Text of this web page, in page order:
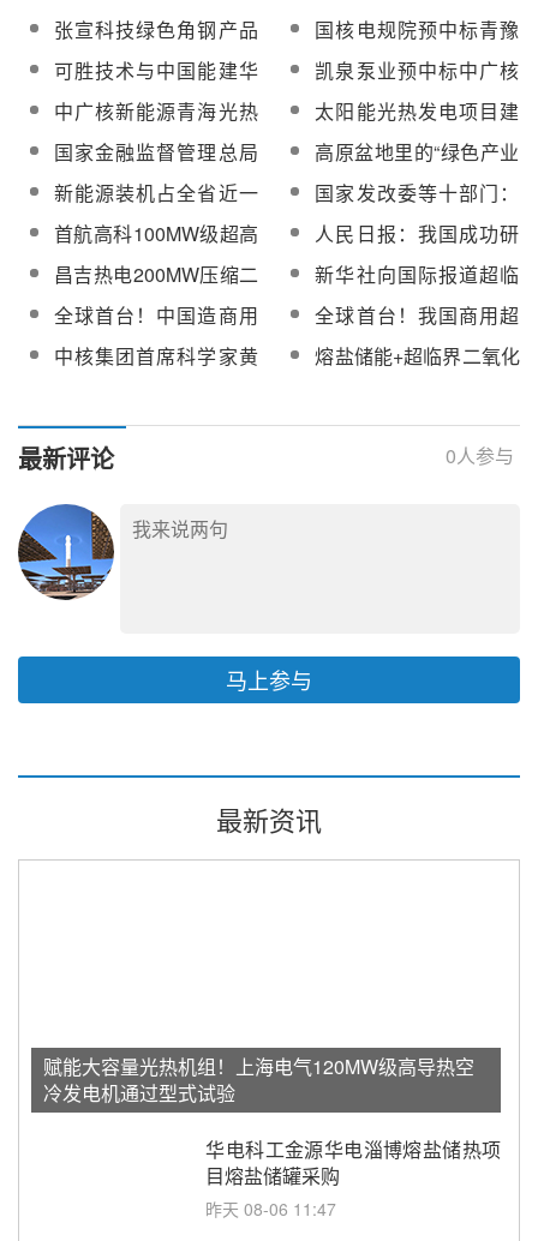
盐侧和汽水侧的安全阀
采购
党委委员、副总经理郭
新宇赴共和公司10万千
瓦光热项目调研
电体系，瓜州光热发电
站为什么还是启动了？
张宣科技绿色角钢产品
将助力阿联酋民生光热
工程建设
国核电规院预中标青豫
直流二期二标段10万千
瓦光热工程厂址调整分
析报告
可胜技术与中国能建华
北院共商光热发电合作
凯泉泵业预中标中广核
阿里50MW光热发电项
目疏盐泵采购
中广核新能源青海光热
试验基地EPC总承包工
程中标候选人公示
太阳能光热发电项目建
设全过程实施策略（建
设方视角） ​
国家金融监督管理总局
将光热发电设备等纳入
金融租赁公司业务发展
鼓励清单!
高原盆地里的“绿色产业
高地”
新能源装机占全省近一
半，青海电网如何“风光”
国家发改委等十部门：
探索光热发电与风电、
光伏发电联营的绿电稳
定供应模式！
首航高科100MW级超高
温二氧化碳热泵储能系
统拟列入国家能源局第
四批能源领域首台
（套）重大技术装备名
人民日报：我国成功研
制出首座超临界二氧化
碳光热发电机组，走在
世界前列
昌吉热电200MW压缩二
氧化碳热泵熔盐储能
+100MW电化学储能发
电项目工程总承包中标
新华社向国际报道超临
界二氧化碳太阳能热发
电
全球首台！中国造商用
超临界二氧化碳发电机
组进入满功率运行冲刺
全球首台！我国商用超
临界二氧化碳发电机组
“超碳一号”成功商运
中核集团首席科学家黄
熔盐储能+超临界二氧化
最新评论 0人参与
马上参与
最新资讯
赋能大容量光热机组！上海电气120MW级高导热空
冷发电机通过型式试验
华电科工金源华电淄博熔盐储热项
目熔盐储罐采购
昨天 08-06 11:47